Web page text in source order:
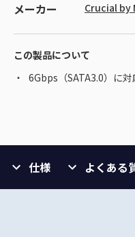
メーカー Crucial by
この製品について
6Gbps（SATA3.0）に
仕様 よくある